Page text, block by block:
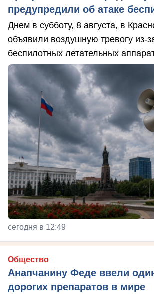
предупредили об атаке
Днем в субботу, 8 августа, в
объявили воздушную тревогу из-
беспилотных летательных
сегодня в 12:49
Общество
Анапчанину Феде ввели
дорогих препаратов в мире